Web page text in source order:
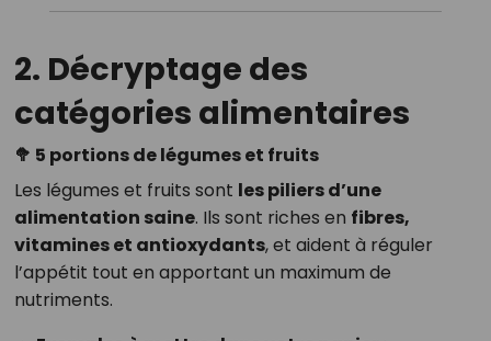
2. Décryptage des
catégories alimentaires
🥦 5 portions de légumes et fruits
Les légumes et fruits sont les piliers d’une
alimentation saine. Ils sont riches en fibres,
vitamines et antioxydants, et aident à réguler
l’appétit tout en apportant un maximum de
nutriments.